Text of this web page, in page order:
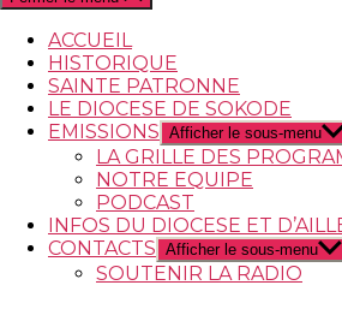
ACCUEIL
HISTORIQUE
SAINTE PATRONNE
LE DIOCESE DE SOKODE
EMISSIONS Afficher le sous-menu
LA GRILLE DES
NOTRE EQUIPE
PODCAST
INFOS DU DIOCESE ET
CONTACTS Afficher le sous-menu
SOUTENIR LA RADIO